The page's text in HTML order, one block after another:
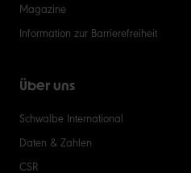
Magazine
Information zur Barrierefreiheit
Über uns
Schwalbe International
Daten & Zahlen
CSR